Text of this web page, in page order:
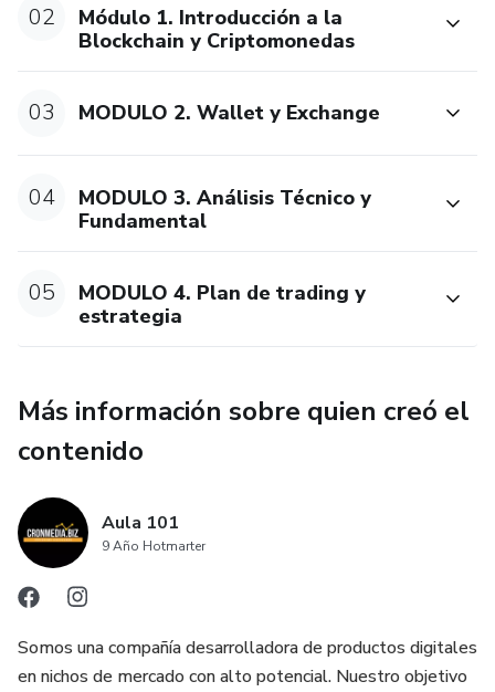
02
Módulo 1. Introducción a la
Blockchain y Criptomonedas
03 MODULO 2. Wallet y Exchange
04
MODULO 3. Análisis Técnico y
Fundamental
05
MODULO 4. Plan de trading y
estrategia
Más información sobre quien creó el
contenido
Aula 101
9 Año Hotmarter
Somos una compañía desarrolladora de productos digitales
en nichos de mercado con alto potencial. Nuestro objetivo